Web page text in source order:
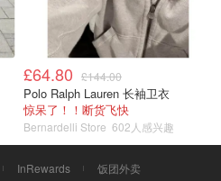
£64.80 £144.00
Polo Ralph Lauren 长袖卫衣
惊呆了！！断货飞快
Bernardelli Store 602人感兴趣
InRewards
饭团外卖